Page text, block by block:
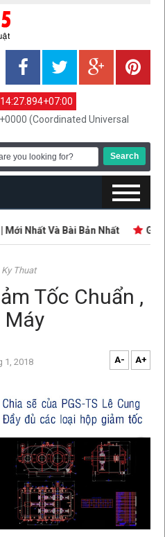
(Coordinated Universal
Nhất Và Bài Bản Nhất Giáo
Ky Thuat
Tốc Chuẩn ,
Máy
1, 2018 A- A+